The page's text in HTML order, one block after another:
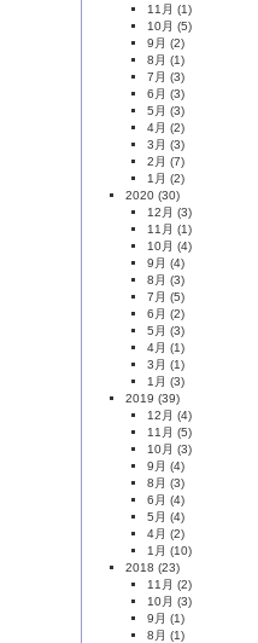
11月 (1)
10月 (5)
9月 (2)
8月 (1)
7月 (3)
6月 (3)
5月 (3)
4月 (2)
3月 (3)
2月 (7)
1月 (2)
2020 (30)
12月 (3)
11月 (1)
10月 (4)
9月 (4)
8月 (3)
7月 (5)
6月 (2)
5月 (3)
4月 (1)
3月 (1)
1月 (3)
2019 (39)
12月 (4)
11月 (5)
10月 (3)
9月 (4)
8月 (3)
6月 (4)
5月 (4)
4月 (2)
1月 (10)
2018 (23)
11月 (2)
10月 (3)
9月 (1)
8月 (1)